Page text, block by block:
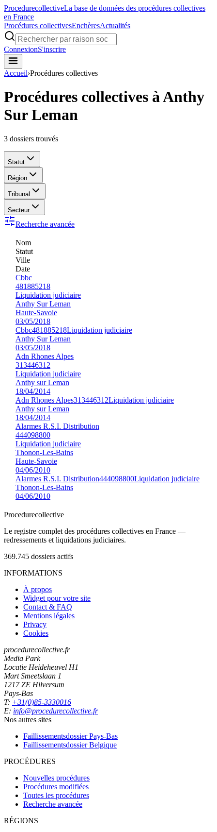
ProcedurecollectiveLa base de données des procédures collectives
en France
Procédures collectivesEnchèresActualités
ConnexionS'inscrire
Accueil›Procédures collectives
Procédures collectives à Anthy
Sur Leman
3 dossiers trouvés
Statut
Région
Tribunal
Secteur
Recherche avancée
Nom
Statut
Ville
Date
Cbbc
481885218
Liquidation judiciaire
Anthy Sur Leman
Haute-Savoie
03/05/2018
Cbbc481885218Liquidation judiciaire
Anthy Sur Leman
03/05/2018
Adn Rhones Alpes
313446312
Liquidation judiciaire
Anthy sur Leman
18/04/2014
Adn Rhones Alpes313446312Liquidation judiciaire
Anthy sur Leman
18/04/2014
Alarmes R.S.I. Distribution
444098800
Liquidation judiciaire
Thonon-Les-Bains
Haute-Savoie
04/06/2010
Alarmes R.S.I. Distribution444098800Liquidation judiciaire
Thonon-Les-Bains
04/06/2010
Procedurecollective
Le registre complet des procédures collectives en France —
redressements et liquidations judiciaires.
369.745 dossiers actifs
INFORMATIONS
À propos
Widget pour votre site
Contact & FAQ
Mentions légales
Privacy
Cookies
procedurecollective.fr
Media Park
Locatie Heideheuvel H1
Mart Smeetslaan 1
1217 ZE Hilversum
Pays-Bas
T: +31(0)85-3330016
E: info@procedurecollective.fr
Nos autres sites
Faillissementsdossier Pays-Bas
Faillissementsdossier Belgique
PROCÉDURES
Nouvelles procédures
Procédures modifiées
Toutes les procédures
Recherche avancée
RÉGIONS